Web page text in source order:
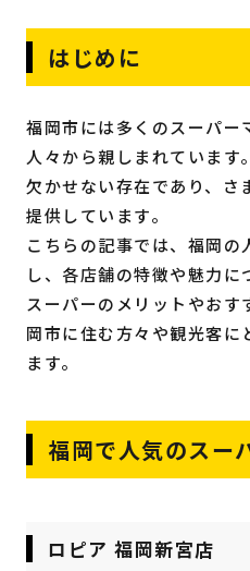
はじめに
福岡市には多くのスーパー
人々から親しまれています
欠かせない存在であり、さ
提供しています。
こちらの記事では、福岡
し、各店舗の特徴や魅力に
スーパーのメリットやおす
岡市に住む方々や観光客に
ます。
福岡で人気のスー
ロピア 福岡新宮店